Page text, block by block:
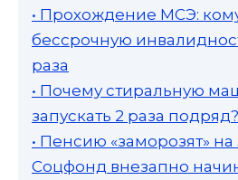
• Прохождение МСЭ:
бессрочную
раза
• Почему стиральную
запускать 2 раза подряд?
• Пенсию «заморозят» на
Соцфонд внезапно